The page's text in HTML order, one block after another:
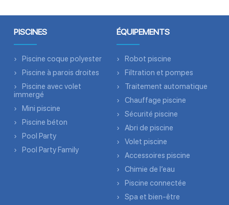
PISCINES
Piscine coque polyester
Piscine à parois droites
Piscine avec volet
immergé
Mini piscine
Piscine béton
Pool Party
Pool Party Family
ÉQUIPEMENTS
Robot piscine
Filtration et pompes
Traitement automatique
Chauffage piscine
Sécurité piscine
Abri de piscine
Volet piscine
Accessoires piscine
Chimie de l’eau
Piscine connectée
Spa et bien-être